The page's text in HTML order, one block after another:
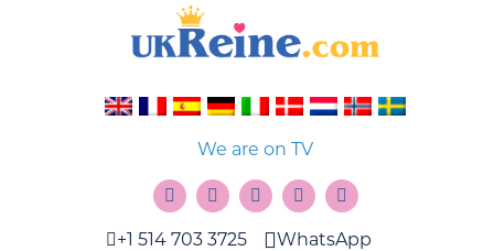
We are on TV
+1 514 703 3725
WhatsApp